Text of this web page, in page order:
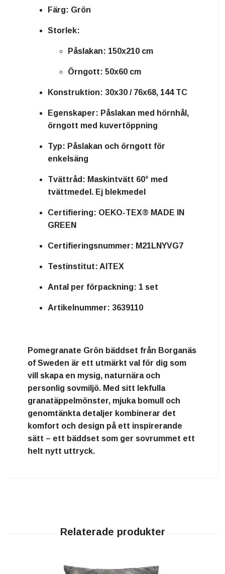
Färg: Grön
Storlek:
Påslakan: 150x210 cm
Örngott: 50x60 cm
Konstruktion: 30x30 / 76x68, 144 TC
Egenskaper: Påslakan med hörnhål,
örngott med kuvertöppning
Typ: Påslakan och örngott för
enkelsäng
Tvättråd: Maskintvätt 60° med
tvättmedel. Ej blekmedel
Certifiering: OEKO-TEX® MADE IN
GREEN
Certifieringsnummer: M21LNYVG7
Testinstitut: AITEX
Antal per förpackning: 1 set
Artikelnummer: 3639110
Pomegranate Grön bäddset från Borganäs
of Sweden är ett utmärkt val för dig som
vill skapa en mysig, naturnära och
personlig sovmiljö. Med sitt lekfulla
granatäppelmönster, mjuka bomull och
genomtänkta detaljer kombinerar det
komfort och design på ett inspirerande
sätt – ett bäddset som ger sovrummet ett
helt nytt uttryck.